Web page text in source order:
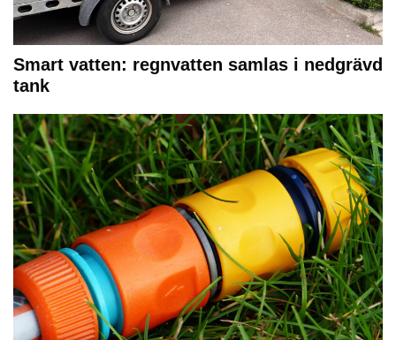
Smart vatten: regnvatten samlas i nedgrävd
tank